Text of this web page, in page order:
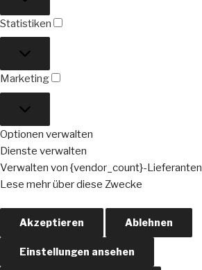
Statistiken
Marketing
Optionen verwalten
Dienste verwalten
Verwalten von {vendor_count}-Lieferanten
Lese mehr über diese Zwecke
Akzeptieren Ablehnen
Einstellungen ansehen